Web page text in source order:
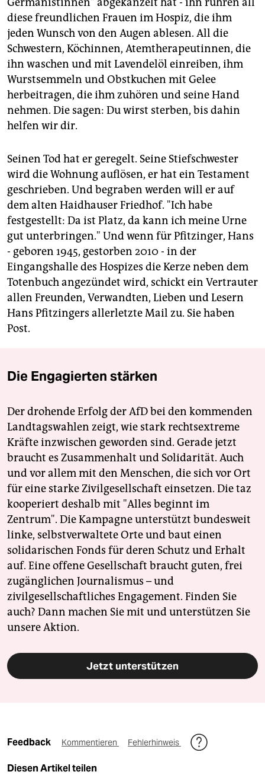
diese freundlichen Frauen im Hospiz, die ihm
jeden Wunsch von den Augen ablesen. All die
Schwestern, Köchinnen, Atemtherapeutinnen, die
ihn waschen und mit Lavendelöl einreiben, ihm
Wurstsemmeln und Obstkuchen mit Gelee
herbeitragen, die ihm zuhören und seine Hand
nehmen. Die sagen: Du wirst sterben, bis dahin
helfen wir dir.
Seinen Tod hat er geregelt. Seine Stiefschwester
wird die Wohnung auflösen, er hat ein Testament
geschrieben. Und begraben werden will er auf
dem alten Haidhauser Friedhof. "Ich habe
festgestellt: Da ist Platz, da kann ich meine Urne
gut unterbringen." Und wenn für Pfitzinger, Hans
- geboren 1945, gestorben 2010 - in der
Eingangshalle des Hospizes die Kerze neben dem
Totenbuch angezündet wird, schickt ein Vertrauter
allen Freunden, Verwandten, Lieben und Lesern
Hans Pfitzingers allerletzte Mail zu. Sie haben
Post.
Die Engagierten stärken
Der drohende Erfolg der AfD bei den kommenden
Landtagswahlen zeigt, wie stark rechtsextreme
Kräfte inzwischen geworden sind. Gerade jetzt
braucht es Zusammenhalt und Solidarität. Auch
und vor allem mit den Menschen, die sich vor Ort
für eine starke Zivilgesellschaft einsetzen. Die taz
kooperiert deshalb mit "Alles beginnt im
Zentrum". Die Kampagne unterstützt bundesweit
linke, selbstverwaltete Orte und baut einen
solidarischen Fonds für deren Schutz und Erhalt
auf. Eine offene Gesellschaft braucht guten, frei
zugänglichen Journalismus – und
zivilgesellschaftliches Engagement. Finden Sie
auch? Dann machen Sie mit und unterstützen Sie
unsere Aktion.
Jetzt unterstützen
Feedback Kommentieren Fehlerhinweis
Diesen Artikel teilen